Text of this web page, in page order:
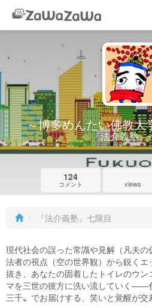
～博多めんたい佛教大
『法介義塾』
124
コメント views
『法介義塾』七限目
現代社会の誤った常識や見解（凡夫
法者の視点（空の世界観）から鋭く
抜き、あなたの固着したトイレのウ
マを三世の彼方に洗い流していく——
三千〟でお届けする、笑いと覚醒が交